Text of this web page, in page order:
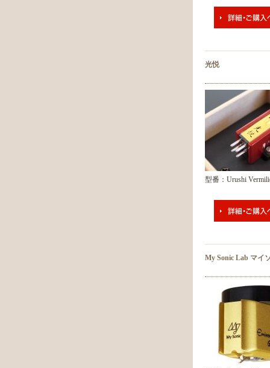
光悦
型番：Urushi
My Sonic Lab マイ